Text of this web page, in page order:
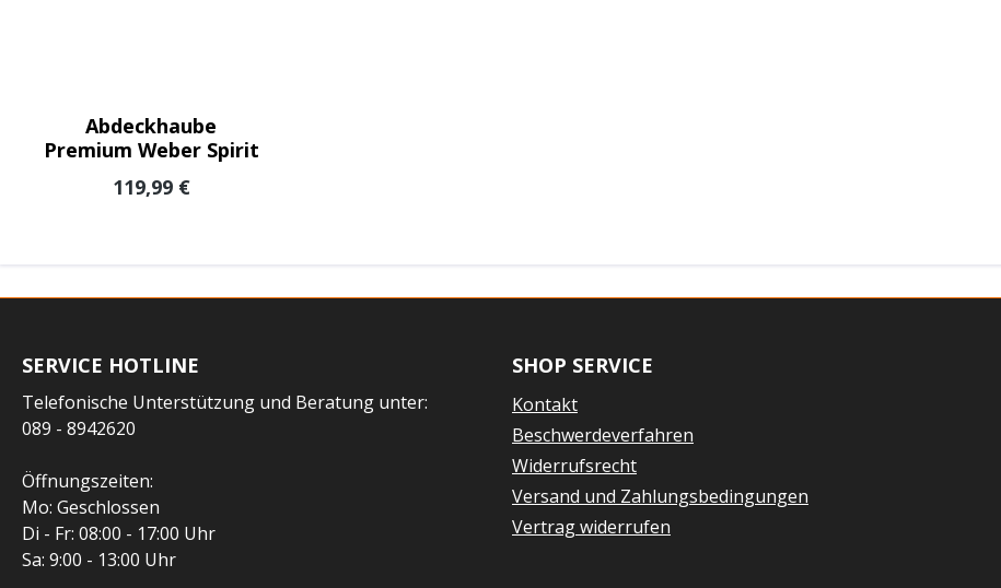
Abdeckhaube
Premium Weber Spirit
Regulärer Preis:
119,99 €
SERVICE HOTLINE
Telefonische Unterstützung und Beratung unter:
089 - 8942620
Öffnungszeiten:
Mo: Geschlossen
Di - Fr: 08:00 - 17:00 Uhr
Sa: 9:00 - 13:00 Uhr
SHOP SERVICE
Kontakt
Beschwerdeverfahren
Widerrufsrecht
Versand und Zahlungsbedingungen
Vertrag widerrufen